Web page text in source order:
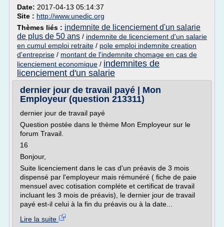
Date: 2017-04-13 05:14:37
Site : http://www.unedic.org
Thèmes liés : indemnite de licenciement d'un salarie
de plus de 50 ans / indemnite de licenciement d'un salarie
en cumul emploi retraite / pole emploi indemnite creation
d'entreprise / montant de l'indemnite chomage en cas de
licenciement economique / indemnites de
licenciement d'un salarie
dernier jour de travail payé | Mon
Employeur (question 213311)
dernier jour de travail payé
Question postée dans le thème Mon Employeur sur le
forum Travail.
16
Bonjour,
Suite licenciement dans le cas d'un préavis de 3 mois
dispensé par l'employeur mais rémunéré ( fiche de paie
mensuel avec cotisation compléte et certificat de travail
incluant les 3 mois de préavis), le dernier jour de travail
payé est-il celui à la fin du préavis ou à la date...
Lire la suite